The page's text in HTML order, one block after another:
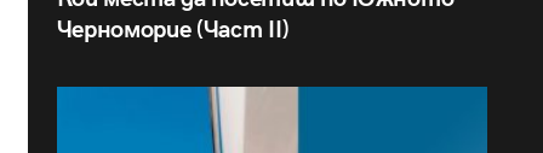
Черноморие (Част II)